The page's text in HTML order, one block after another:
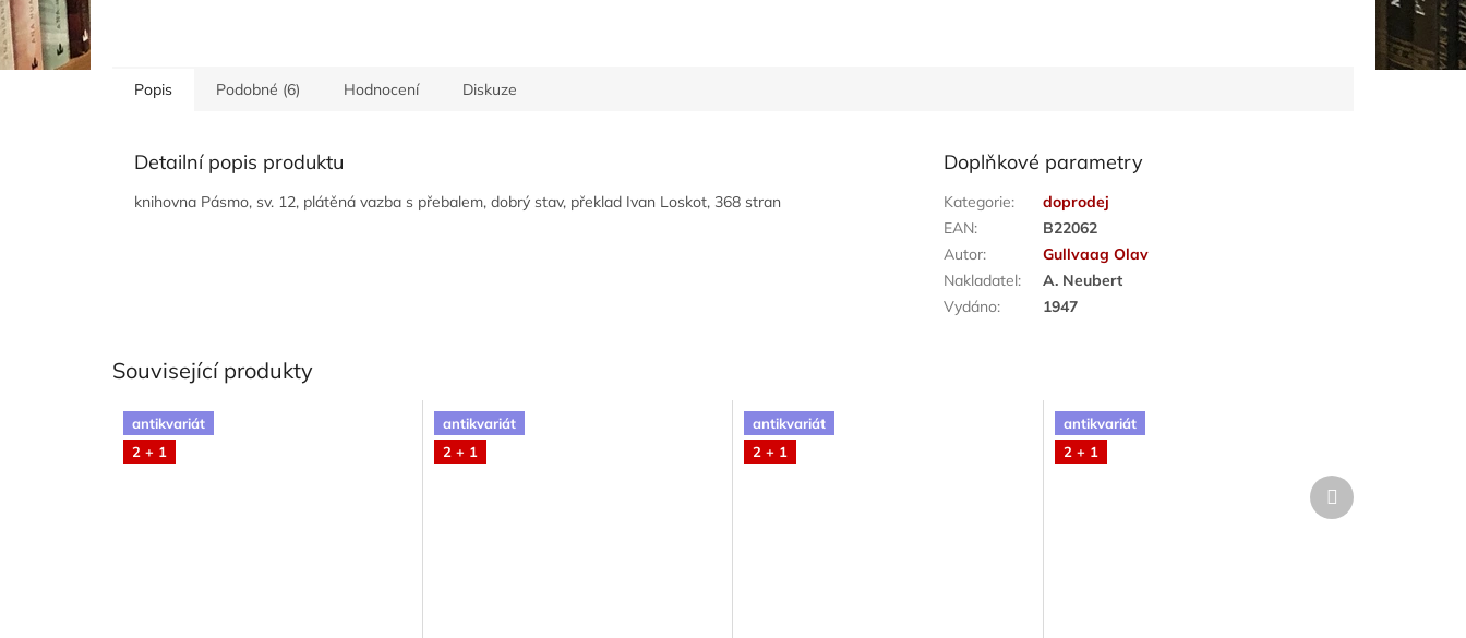
Popis Podobné (6) Hodnocení Diskuze
Detailní popis produktu
knihovna Pásmo, sv. 12, plátěná vazba s přebalem, dobrý stav, překlad Ivan Loskot, 368 stran
Doplňkové parametry
Kategorie:
doprodej
EAN:
B22062
Autor:
Gullvaag Olav
Nakladatel:
A. Neubert
Vydáno: 1947
Související produkty
antikvariát
2 + 1
antikvariát
2 + 1
antikvariát
2 + 1
antikvariát
2 + 1
Další
produkt